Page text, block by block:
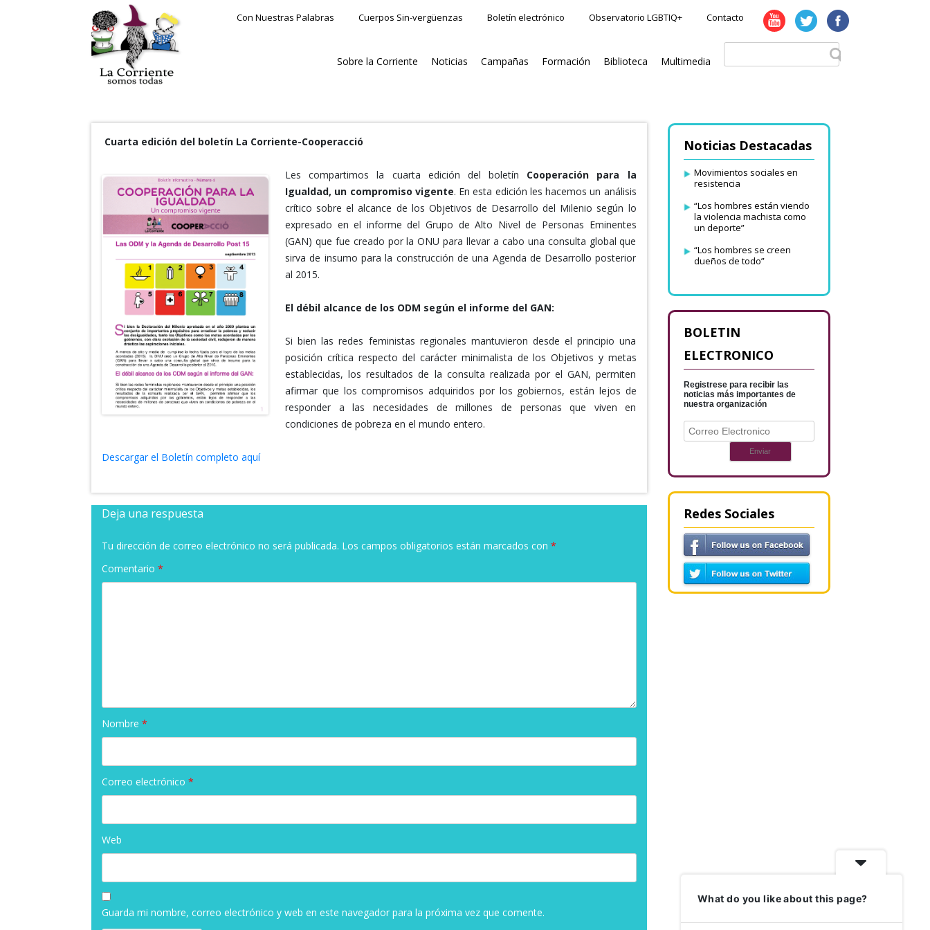
Con Nuestras Palabras Cuerpos Sin-vergüenzas Boletín electrónico Observatorio LGBTIQ+ Contacto
Sobre la Corriente Noticias Campañas Formación Biblioteca Multimedia
Cuarta edición del boletín La Corriente-Cooperacció
Les compartimos la cuarta edición del boletín Cooperación para la
Igualdad, un compromiso vigente. En esta edición les hacemos un análisis
crítico sobre el alcance de los Objetivos de Desarrollo del Milenio según lo
expresado en el informe del Grupo de Alto Nivel de Personas Eminentes
(GAN) que fue creado por la ONU para llevar a cabo una consulta global que
sirva de insumo para la construcción de una Agenda de Desarrollo posterior
al 2015.
El débil alcance de los ODM según el informe del GAN:
Si bien las redes feministas regionales mantuvieron desde el principio una
posición crítica respecto del carácter minimalista de los Objetivos y metas
establecidas, los resultados de la consulta realizada por el GAN, permiten
afirmar que los compromisos adquiridos por los gobiernos, están lejos de
responder a las necesidades de millones de personas que viven en
condiciones de pobreza en el mundo entero.
Descargar el Boletín completo aquí
Deja una respuesta
Tu dirección de correo electrónico no será publicada. Los campos obligatorios están marcados con *
Comentario *
Nombre *
Correo electrónico *
Web
Guarda mi nombre, correo electrónico y web en este navegador para la próxima vez que comente.
Noticias Destacadas
Movimientos sociales en
resistencia
“Los hombres están viendo
la violencia machista como
un deporte”
“Los hombres se creen
dueños de todo”
BOLETIN
ELECTRONICO
Registrese para recibir las
noticias más importantes de
nuestra organización
Redes Sociales
What do you like about this page?